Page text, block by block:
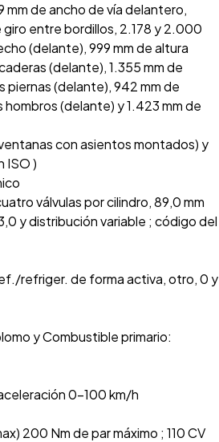
mm de ancho de vía delantero,
giro entre bordillos, 2.178 y 2.000
(delante), 999 mm de altura
(delante), 1.355 mm de
piernas (delante), 942 mm de
hombros (delante) y 1.423 mm de
con asientos montados) y
ISO )
válvulas por cilindro, 89,0 mm
y distribución variable ; código del
refriger. de forma activa, otro, 0 y
y Combustible primario:
0-100 km/h
200 Nm de par máximo ; 110 CV